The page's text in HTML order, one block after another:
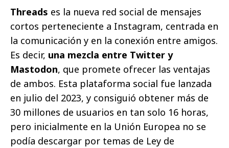
Threads es la nueva red social de mensajes
cortos perteneciente a Instagram, centrada en
la comunicación y en la conexión entre amigos.
Es decir, una mezcla entre Twitter y
Mastodon, que promete ofrecer las ventajas
de ambos. Esta plataforma social fue lanzada
en julio del 2023, y consiguió obtener más de
30 millones de usuarios en tan solo 16 horas,
pero inicialmente en la Unión Europea no se
podía descargar por temas de Ley de